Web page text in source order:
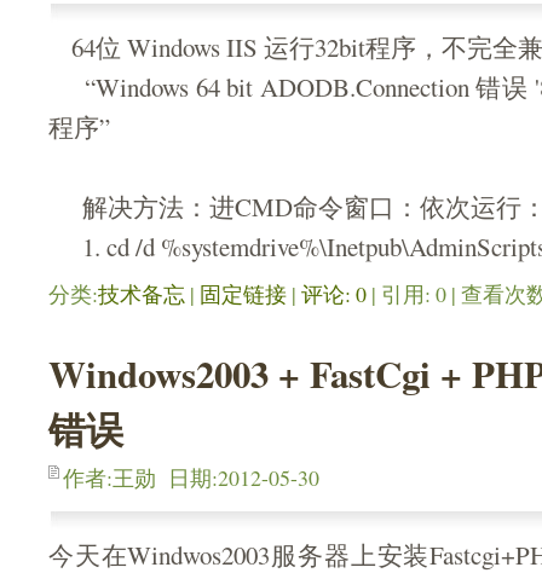
64位 Windows IIS 运行32bit程序，不完全
“Windows 64 bit ADODB.Connection 错误
程序”
解决方法：进CMD命令窗口：依次运行
1. cd /d
分类:技术备忘 | 固定链接 | 评论: 0 | 引用: 0 | 查看次
Windows2003 + FastCgi +
错误
作者:王勋 日期:2012-05-30
今天在Windwos2003服务器上安装